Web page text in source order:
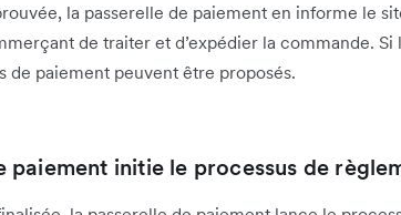
la passerelle de paiement en informe le
de traiter et d’expédier la commande. Si
de paiement peuvent être proposés.
paiement initie le processus de